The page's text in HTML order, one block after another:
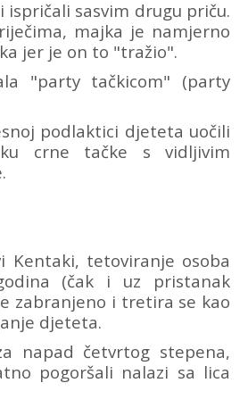
ispričali sasvim drugu priču.
majka je namjerno
jer je on to "tražio".
"party tačkicom" (party
podlaktici djeteta uočili
crne tačke s vidljivim
Kentaki, tetoviranje osoba
(čak i uz pristanak
zabranjeno i tretira se kao
djeteta.
napad četvrtog stepena,
pogoršali nalazi sa lica